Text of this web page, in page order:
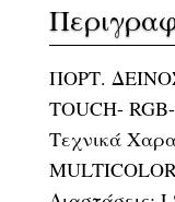
ΠΟΡΤ.
TOUCH-
Τεχνικά